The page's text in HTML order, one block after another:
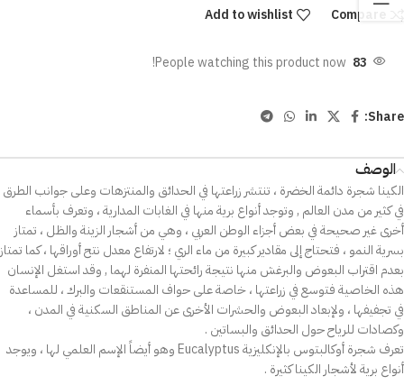
Compare
Add to wishlist
83
People watching this product now!
Share:
الوصف
الكينا شجرة دائمة الخضرة ، تنتشر زراعتها في الحدائق والمنتزهات وعلى جوانب الطرق
في كثير من مدن العالم , وتوجد أنواع برية منها في الغابات المدارية ، وتعرف بأسماء
أخرى غير صحيحة في بعض أجزاء الوطن العربي ، وهي من أشجار الزينة والظل ، تمتاز
بسرية النمو ، فتحتاج إلى مقادير كبيرة من ماء الري ؛ لارتفاع معدل نتح أوراقها ، كما تمتاز
بعدم اقتراب البعوض والبرغش منها نتيجة رائحتها المنفرة لهما , وقد استغل الإنسان
هذه الخاصية فتوسع في زراعتها ، خاصة على حواف المستنقعات والبرك ، للمساعدة
في تجفيفها ، ولإبعاد البعوض والحشرات الأخرى عن المناطق السكنية في المدن ،
وكصادات للرياح حول الحدائق والبساتين .
تعرف شجرة أوكالبتوس بالإنكليزية Eucalyptus وهو أيضاً الإسم العلمي لها ، ويوجد
أنواع برية لأشجار الكينا كثيرة .